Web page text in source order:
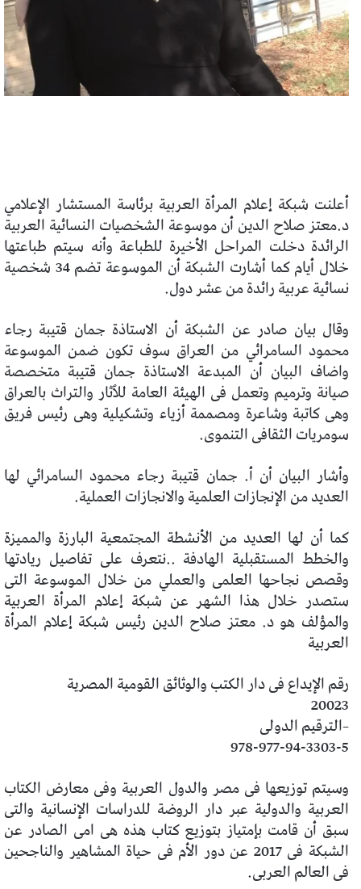
أعلنت شبكة إعلام المرأة العربية برئاسة المستشار الإعلامي
د.معتز صلاح الدين أن موسوعة الشخصيات النسائية العربية
الرائدة دخلت المراحل الأخيرة للطباعة وأنه سيتم طباعتها
خلال أيام كما أشارت الشبكة أن الموسوعة تضم 34 شخصية
نسائية عربية رائدة من عشر دول.
وقال بيان صادر عن الشبكة أن الاستاذة جمان قتيبة رجاء
محمود السامرائي من العراق سوف تكون ضمن الموسوعة
واضاف البيان أن المبدعة الاستاذة جمان قتيبة متخصصة
صيانة وترميم وتعمل فى الهيئة العامة للٱثار والتراث بالعراق
وهى كاتبة وشاعرة ومصممة أزياء وتشكيلية وهى رئيس فريق
سومريات الثقافى التنموى.
وأشار البيان أن أ. جمان قتيبة رجاء محمود السامرائي لها
العديد من الإنجازات العلمية والانجازات العملية.
كما أن لها العديد من الأنشطة المجتمعية البارزة والمميزة
والخطط المستقبلية الهادفة ..نتعرف على تفاصيل ريادتها
وقصص نجاحها العلمى والعملي من خلال الموسوعة التى
ستصدر خلال هذا الشهر عن شبكة إعلام المرأة العربية
والمؤلف هو د. معتز صلاح الدين رئيس شبكة إعلام المرأة
العربية
رقم الإيداع فى دار الكتب والوثائق القومية المصرية
20023
–الترقيم الدولى
978-977-94-3303-5
وسيتم توزيعها فى مصر والدول العربية وفى معارض الكتاب
العربية والدولية عبر دار الروضة للدراسات الإنسانية والتى
سبق أن قامت بإمتياز بتوزيع كتاب هذه هى امى الصادر عن
الشبكة فى 2017 عن دور الأم فى حياة المشاهير والناجحين
فى العالم العربى.